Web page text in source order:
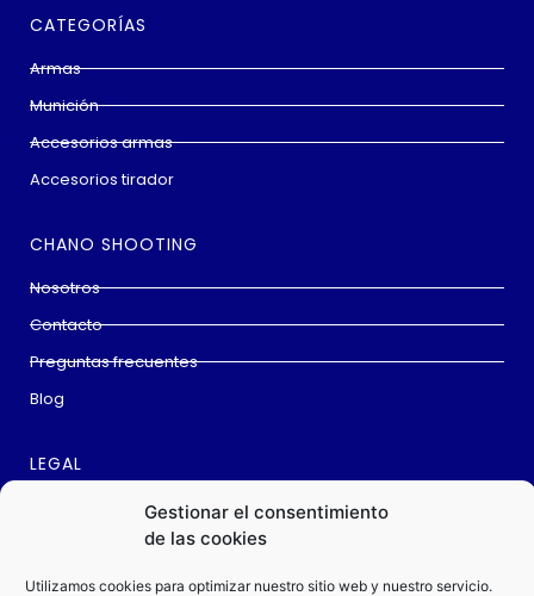
Gestionar el consentimiento
de las cookies
Utilizamos cookies para optimizar nuestro sitio web y nuestro servicio.
CATEGORÍAS
Armas
Munición
Accesorios armas
Accesorios tirador
CHANO SHOOTING
Nosotros
Contacto
Preguntas frecuentes
Blog
LEGAL
Política privacidad